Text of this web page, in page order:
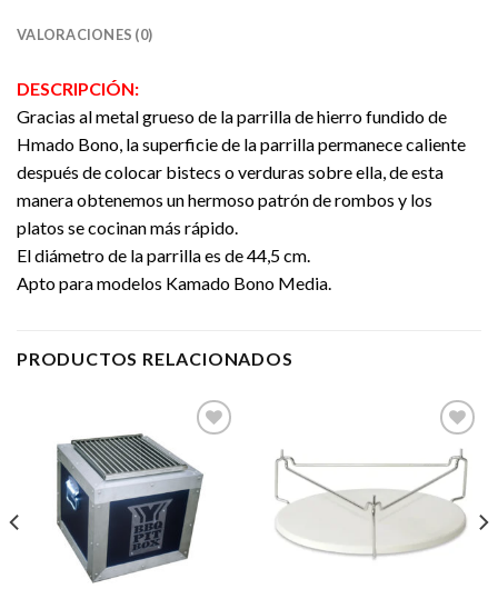
VALORACIONES (0)
DESCRIPCIÓN:
Gracias al metal grueso de la parrilla de hierro fundido de
Hmado Bono, la superficie de la parrilla permanece caliente
después de colocar bistecs o verduras sobre ella, de esta
manera obtenemos un hermoso patrón de rombos y los
platos se cocinan más rápido.
El diámetro de la parrilla es de 44,5 cm.
Apto para modelos Kamado Bono Media.
PRODUCTOS RELACIONADOS
Añadir
a la
lista de
deseos
Añadir
a la
lista de
deseos